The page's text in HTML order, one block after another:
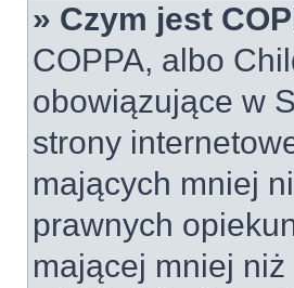
» Czym jest
COPPA, albo
obowiązujące w
strony
mających mniej
prawnych
mającej mniej